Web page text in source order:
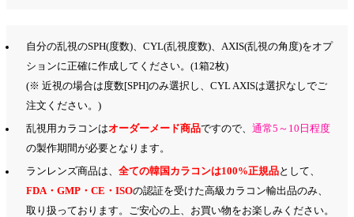
自分の乱視のSPH(度数)、CYL(乱視度数)、AXIS(乱視の角度)をオプ
ションに正確に作成してください。(1箱2枚)
(※ 近視の場合は度数[SPH]のみ選択し、CYL AXISは選択なしでご
注文ください。)
乱視用カラコンはオーダーメード商品ですので、通常5～10日程度
の製作期間が必要となります。
ランレンズ商品は、全ての韓国カラコンは100%正規品として、
FDA・GMP・CE・ISOの認証を受けた高級カラコン輸出品のみ、
取り扱っております。ご安心の上、お買い物をお楽しみください。